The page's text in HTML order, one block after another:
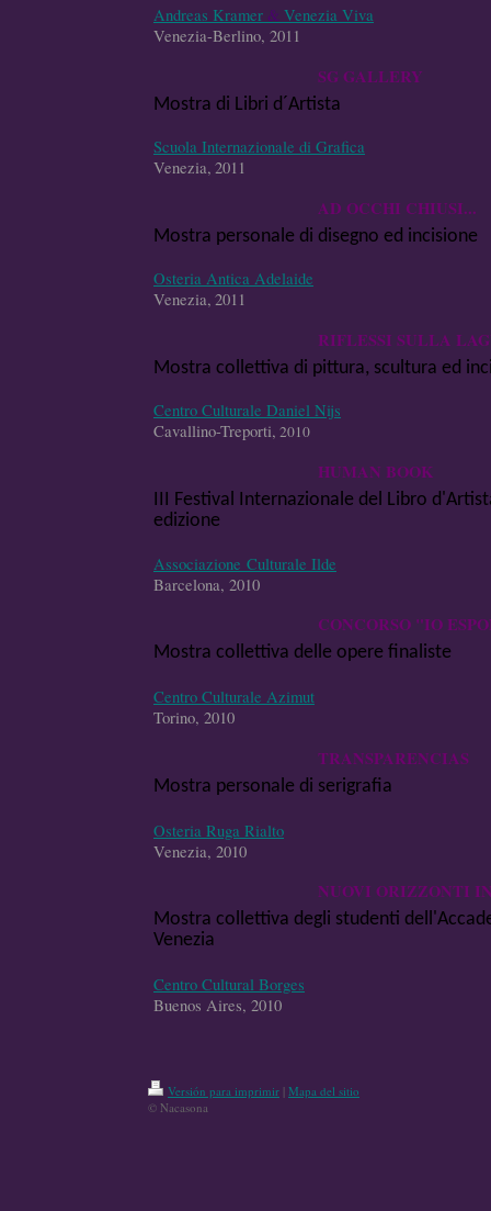
Andreas Kramer & Venezia Viva
Venezia-Berlino, 2011
SG GALLERY
Mostra di Libri d´Artista
Scuola Internazionale di Grafica
Venezia, 2011
AD OCCHI CHIUSI...
Mostra personale di disegno ed incisione
Osteria Antica Adelaide
Venezia, 2011
RIFLESSI SULLA
Mostra collettiva di pittura, scultura ed
Centro Culturale Daniel Nijs
Cavallino-Treporti, 2010
HUMAN BOOK
III Festival Internazionale del Libro
edizione
Associazione Culturale Ilde
Barcelona, 2010
CONCORSO "IO
Mostra collettiva delle opere finaliste
Centro Culturale Azimut
Torino, 2010
TRANSPARENCIAS
Mostra personale di serigrafia
Osteria Ruga Rialto
Venezia, 2010
NUOVI ORIZZONTI
Mostra collettiva degli studenti
Venezia
Centro Cultural Borges
Buenos Aires, 2010
Versión para imprimir | Mapa del sitio
© Nacasona